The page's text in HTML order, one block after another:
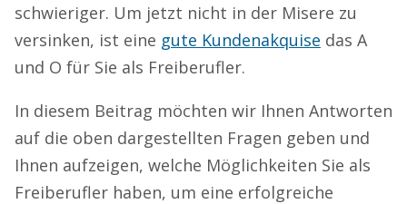
schwieriger. Um jetzt nicht in der Misere zu
versinken, ist eine gute Kundenakquise das A
und O für Sie als Freiberufler.
In diesem Beitrag möchten wir Ihnen Antworten
auf die oben dargestellten Fragen geben und
Ihnen aufzeigen, welche Möglichkeiten Sie als
Freiberufler haben, um eine erfolgreiche